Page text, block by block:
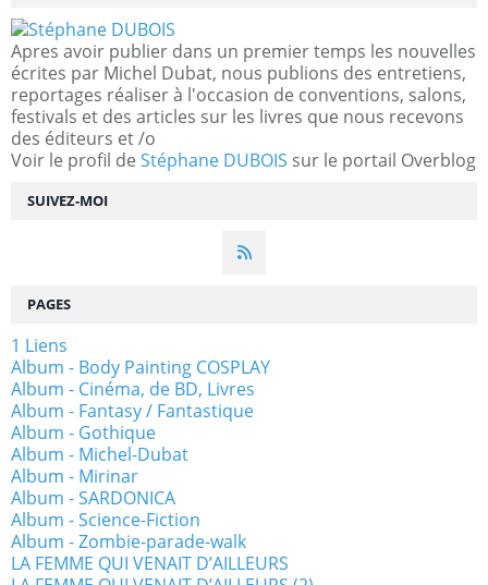
SUIVEZ-MOI
Apres avoir publier dans un premier temps les nouvelles
écrites par Michel Dubat, nous publions des entretiens,
reportages réaliser à l'occasion de conventions, salons,
festivals et des articles sur les livres que nous recevons
des éditeurs et /o
Voir le profil de Stéphane DUBOIS sur le portail Overblog
PAGES
1 Liens
Album - Body Painting COSPLAY
Album - Cinéma, de BD, Livres
Album - Fantasy / Fantastique
Album - Gothique
Album - Michel-Dubat
Album - Mirinar
Album - SARDONICA
Album - Science-Fiction
Album - Zombie-parade-walk
LA FEMME QUI VENAIT D’AILLEURS